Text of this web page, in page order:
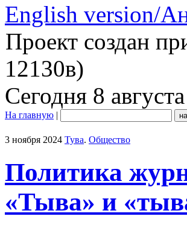
English version/
Проект создан
12130в)
Сегодня 8
На главную |
3 ноября 2024 Тува. Общество
Политика
«Тыва» и